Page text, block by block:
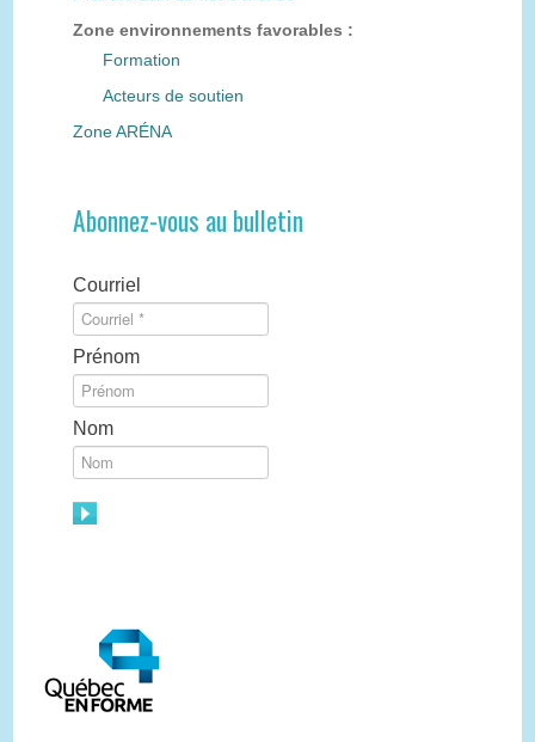
Zone environnements favorables :
Formation
Acteurs de soutien
Zone ARÉNA
Abonnez-vous au bulletin
Courriel
Prénom
Nom